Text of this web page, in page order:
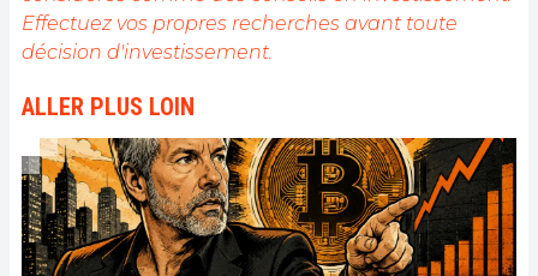
Effectuez vos propres recherches avant toute
décision d'investissement.
ALLER PLUS LOIN